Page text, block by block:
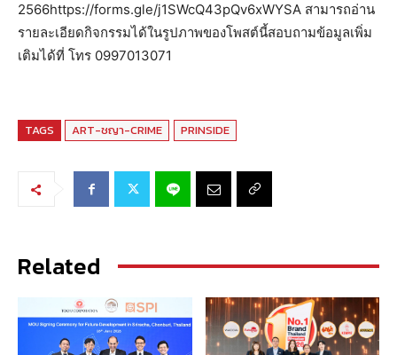
2566https://forms.gle/j1SWcQ43pQv6xWYSA สามารถอ่าน
รายละเอียดกิจกรรมได้ในรูปภาพของโพสต์นี้สอบถามข้อมูลเพิ่ม
เติมได้ที่ โทร 0997013071
TAGS ART-ชญา-CRIME PRINSIDE
Related